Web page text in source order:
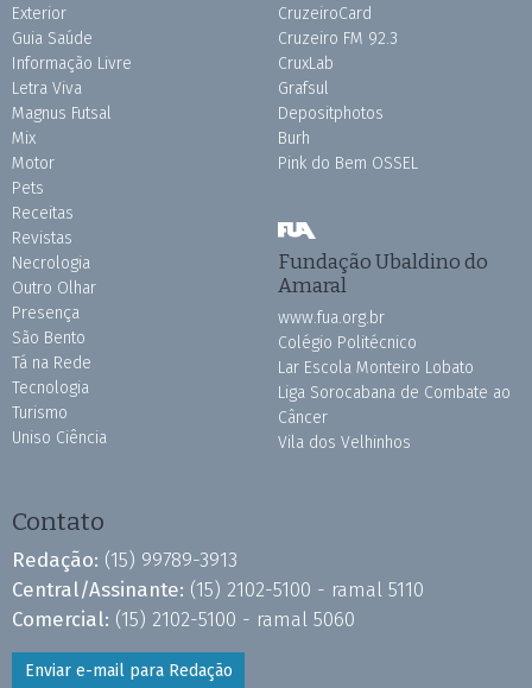
Exterior
Guia Saúde
Informação Livre
Letra Viva
Magnus Futsal
Mix
Motor
Pets
Receitas
Revistas
Necrologia
Outro Olhar
Presença
São Bento
Tá na Rede
Tecnologia
Turismo
Uniso Ciência
CruzeiroCard
Cruzeiro FM 92.3
CruxLab
Grafsul
Depositphotos
Burh
Pink do Bem OSSEL
Fundação Ubaldino do
Amaral
www.fua.org.br
Colégio Politécnico
Lar Escola Monteiro Lobato
Liga Sorocabana de Combate ao
Câncer
Vila dos Velhinhos
Contato
Redação: (15) 99789-3913
Central/Assinante: (15) 2102-5100 - ramal 5110
Comercial: (15) 2102-5100 - ramal 5060
Enviar e-mail para Redação